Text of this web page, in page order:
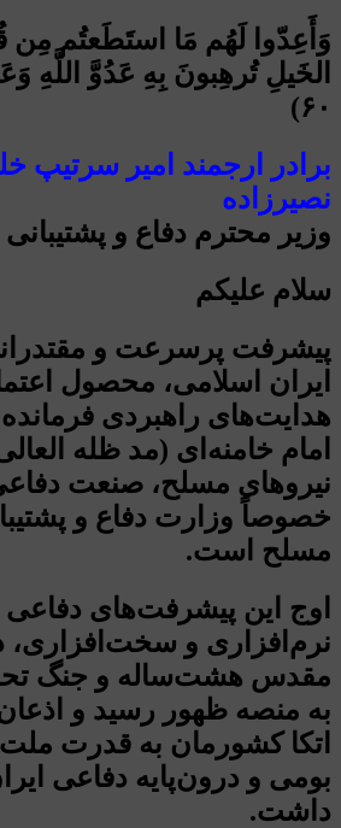
وَأَعِدّوا لَهُم مَا استَطَعتُم
الخَیلِ تُرهِبونَ بِهِ عَدُوَّ اللَّهِ
۶۰)
برادر ارجمند امیر سرتیپ
نصیرزاده
وزیر محترم دفاع و
سلام علیکم
پیشرفت پرسرعت و
ایران اسلامی، محصول
هدایت‌های راهبردی
امام خامنه‌ای (مد ظله
نیروهای مسلح، صنعت
خصوصاً وزارت دفاع و
مسلح است.
اوج این پیشرفت‌های
نرم‌افزاری و سخت‌افزاری،
به منصه ظهور رسید و اذعان
اتکا کشورمان به قدرت ملت
بومی و درون‌پایه دفاعی
داشت.